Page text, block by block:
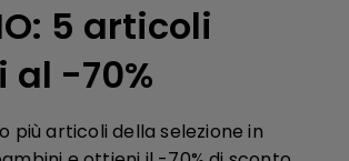
5 articoli
al -70%
più articoli della selezione in